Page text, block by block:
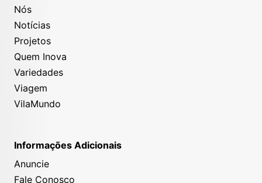
Nós
Notícias
Projetos
Quem Inova
Variedades
Viagem
VilaMundo
Informações Adicionais
Anuncie
Fale Conosco